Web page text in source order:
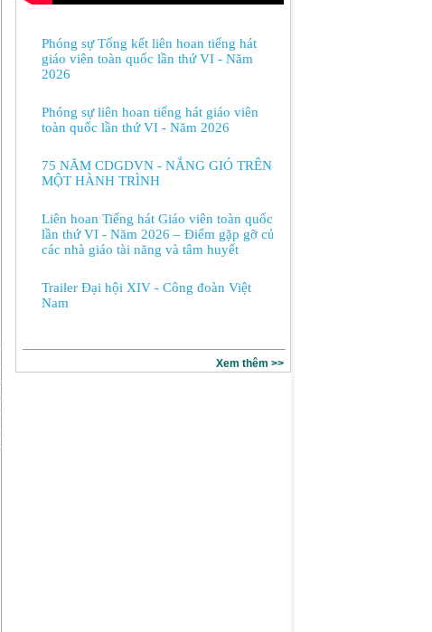
Phóng sự Tổng kết liên hoan tiếng hát
giáo viên toàn quốc lần thứ VI - Năm
2026
Phóng sự liên hoan tiếng hát giáo viên
toàn quốc lần thứ VI - Năm 2026
75 NĂM CDGDVN - NẮNG GIÓ TRÊN
MỘT HÀNH TRÌNH
Liên hoan Tiếng hát Giáo viên toàn quốc
lần thứ VI - Năm 2026 – Điểm gặp gỡ của
các nhà giáo tài năng và tâm huyết
Trailer Đại hội XIV - Công đoàn Việt
Nam
Xem thêm >>